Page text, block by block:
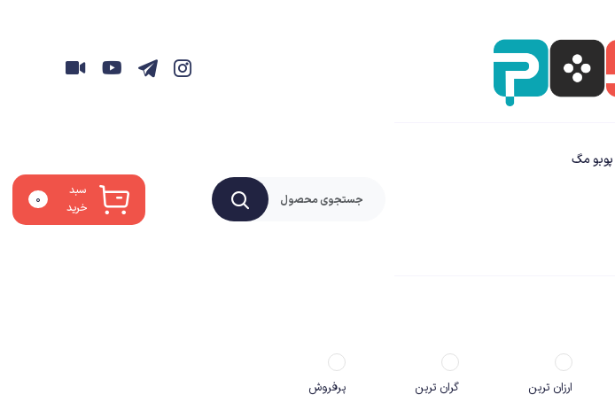
پوبو مگ
سبد
خرید
۰
ارزان ترین گران ترین پرفروش